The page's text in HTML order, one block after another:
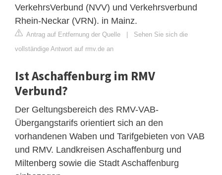
VerkehrsVerbund (NVV) und Verkehrsverbund
Rhein-Neckar (VRN). in Mainz.
Antrag auf Entfernung der Quelle
Sehen Sie sich die
vollständige Antwort auf rmv.de an
Ist Aschaffenburg im RMV
Verbund?
Der Geltungsbereich des RMV-VAB-
Übergangstarifs orientiert sich an den
vorhandenen Waben und Tarifgebieten von VAB
und RMV. Landkreisen Aschaffenburg und
Miltenberg sowie die Stadt Aschaffenburg